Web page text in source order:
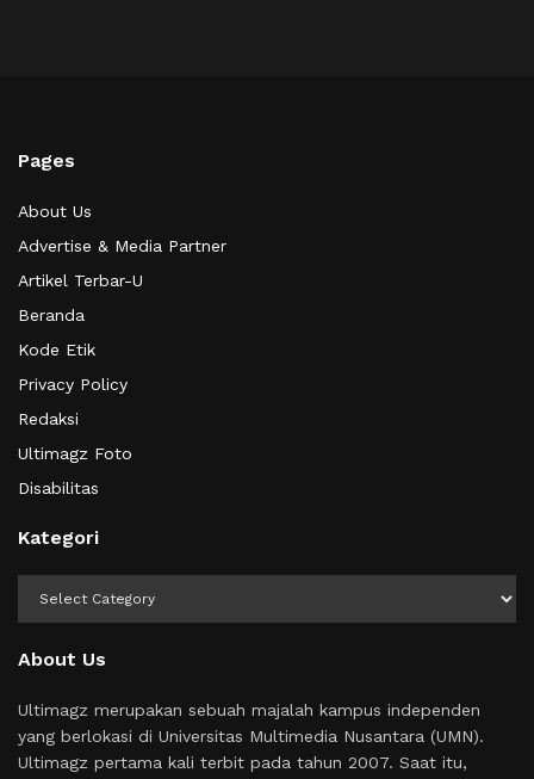
Pages
About Us
Advertise & Media Partner
Artikel Terbar-U
Beranda
Kode Etik
Privacy Policy
Redaksi
Ultimagz Foto
Disabilitas
Kategori
About Us
Ultimagz merupakan sebuah majalah kampus independen
yang berlokasi di Universitas Multimedia Nusantara (UMN).
Ultimagz pertama kali terbit pada tahun 2007. Saat itu,